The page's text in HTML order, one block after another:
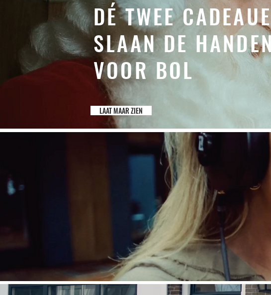
DÉ TWEE
SLAAN DE
VOOR BOL
LAAT MAAR ZIEN